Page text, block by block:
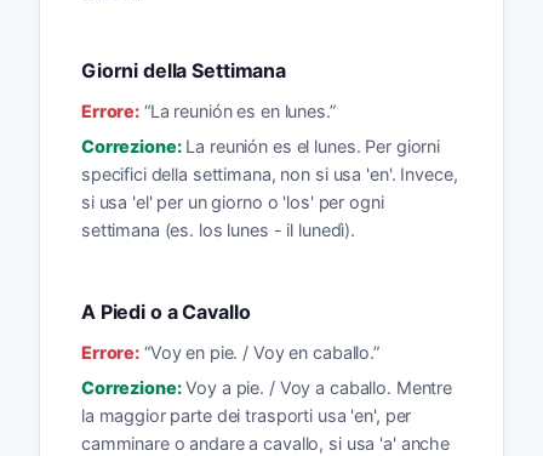
Giorni della Settimana
Errore: “La reunión es en lunes.”
Correzione: La reunión es el lunes. Per giorni
specifici della settimana, non si usa 'en'. Invece,
si usa 'el' per un giorno o 'los' per ogni
settimana (es. los lunes - il lunedì).
A Piedi o a Cavallo
Errore: “Voy en pie. / Voy en caballo.”
Correzione: Voy a pie. / Voy a caballo. Mentre
la maggior parte dei trasporti usa 'en', per
camminare o andare a cavallo, si usa 'a' anche